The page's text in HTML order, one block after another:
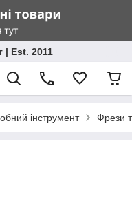
| Est. 2011
інструмент Фрези